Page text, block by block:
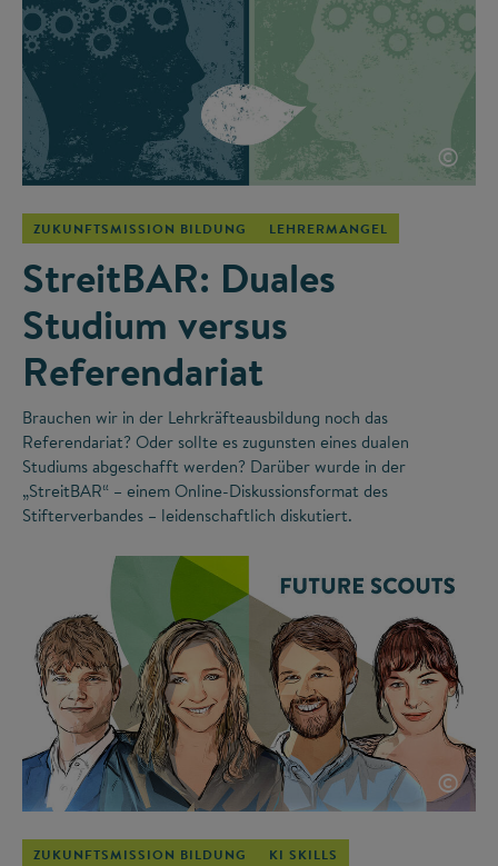
©
ZUKUNFTSMISSION BILDUNG LEHRERMANGEL
StreitBAR: Duales
Studium versus
Referendariat
Brauchen wir in der Lehrkräfteausbildung noch das
Referendariat? Oder sollte es zugunsten eines dualen
Studiums abgeschafft werden? Darüber wurde in der
„StreitBAR“ – einem Online-Diskussionsformat des
Stifterverbandes – leidenschaftlich diskutiert.
©
ZUKUNFTSMISSION BILDUNG KI SKILLS